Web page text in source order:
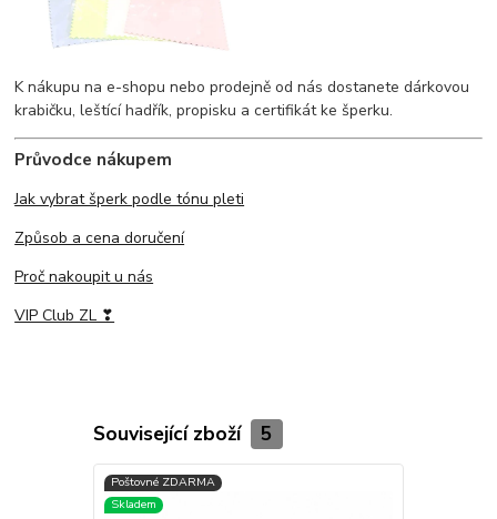
K nákupu na e-shopu nebo prodejně od nás dostanete dárkovou
krabičku, leštící hadřík, propisku a certifikát ke šperku.
Průvodce nákupem
Jak vybrat šperk podle tónu pleti
Způsob a cena doručení
Proč nakoupit u nás
VIP Club ZL ❣
Související zboží 5